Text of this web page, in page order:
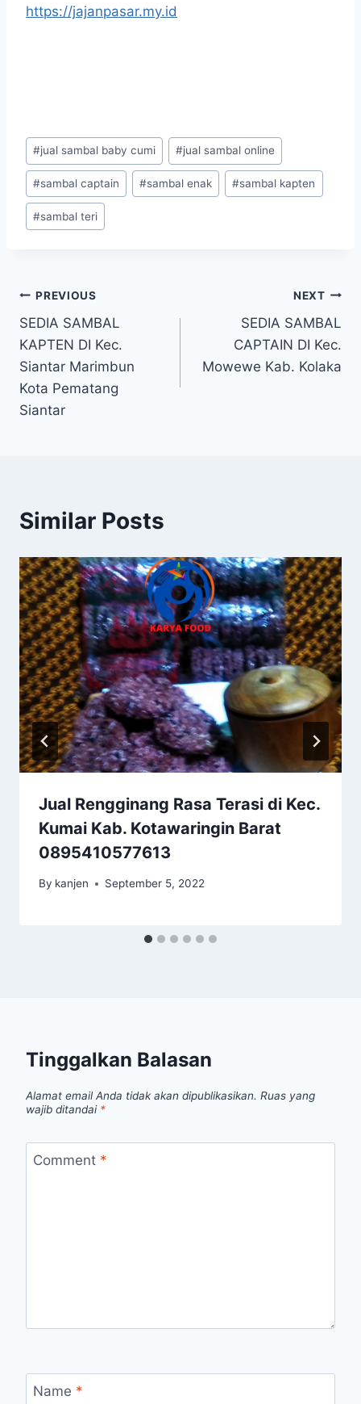
https://jajanpasar.my.id
#jual sambal baby cumi #jual sambal online
#sambal captain #sambal enak #sambal kapten
#sambal teri
PREVIOUS
SEDIA SAMBAL
KAPTEN DI Kec.
Siantar Marimbun
Kota Pematang
Siantar
NEXT
SEDIA SAMBAL
CAPTAIN DI Kec.
Mowewe Kab. Kolaka
Similar Posts
Jual Rengginang Rasa Terasi di Kec.
Kumai Kab. Kotawaringin Barat
0895410577613
By kanjen September 5, 2022
Tinggalkan Balasan
Alamat email Anda tidak akan dipublikasikan. Ruas yang
wajib ditandai *
Comment *
Name *